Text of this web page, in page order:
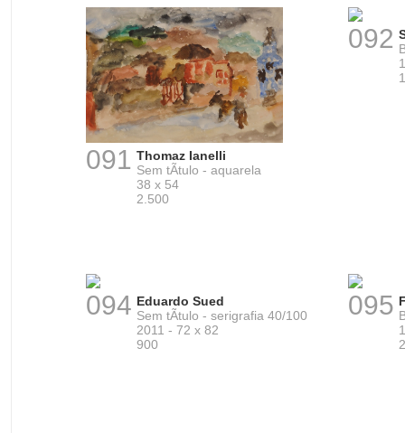
091 Thomaz Ianelli
Sem tÃ­tulo - aquarela
38 x 54
2.500
092
094 Eduardo Sued
Sem tÃ­tulo - serigrafia 40/100
2011 - 72 x 82
900
095